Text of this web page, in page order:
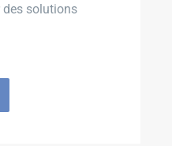
des solutions